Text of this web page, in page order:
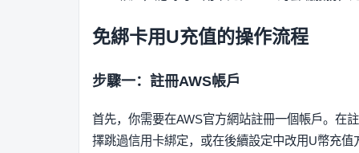
免綁卡用U充值的操作流程
步驟一：註冊AWS帳戶
首先，你需要在AWS官方網站註冊一個帳戶。在
擇跳過信用卡綁定，或在後續設定中改用U幣充值